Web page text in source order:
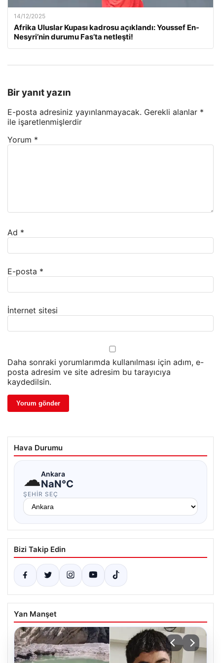
14/12/2025
Afrika Uluslar Kupası kadrosu açıklandı: Youssef En-
Nesyri’nin durumu Fas’ta netleşti!
Bir yanıt yazın
E-posta adresiniz yayınlanmayacak. Gerekli alanlar *
ile işaretlenmişlerdir
Yorum *
Ad *
E-posta *
İnternet sitesi
Daha sonraki yorumlarımda kullanılması için adım, e-
posta adresim ve site adresim bu tarayıcıya
kaydedilsin.
Hava Durumu
☁Ankara
NaN°C
ŞEHIR SEÇ
Bizi Takip Edin
Yan Manşet